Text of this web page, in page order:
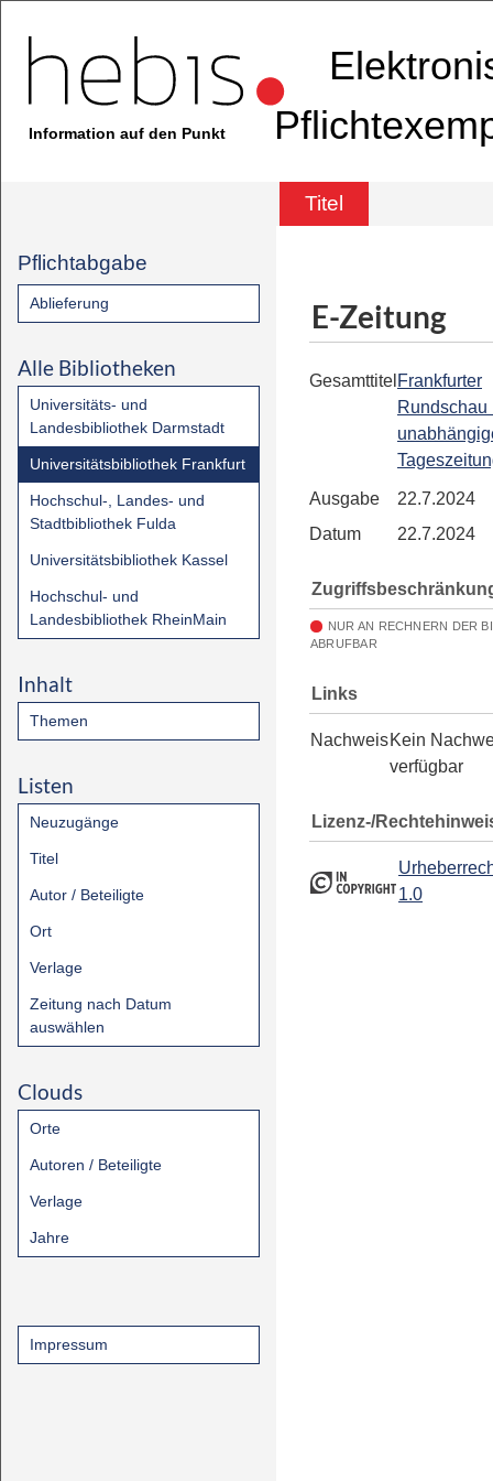
Information auf den Punkt
Titel
Pflichtabgabe
Ablieferung
Alle Bibliotheken
Universitäts- und
Landesbibliothek Darmstadt
Universitätsbibliothek Frankfurt
Hochschul-, Landes- und
Stadtbibliothek Fulda
Universitätsbibliothek Kassel
Hochschul- und
Landesbibliothek RheinMain
Inhalt
Themen
Listen
Neuzugänge
Titel
Autor / Beteiligte
Ort
Verlage
Zeitung nach Datum
auswählen
Clouds
Orte
Autoren / Beteiligte
Verlage
Jahre
Impressum
E-Zeitung
Gesamttitel Frankfurter
Rundschau
Ausgabe
22.7.2024
Datum
22.7.2024
NUR AN RECHNERN DER
ABRUFBAR
Links
NachweisKein
verfügbar
Lizenz-/
1.0